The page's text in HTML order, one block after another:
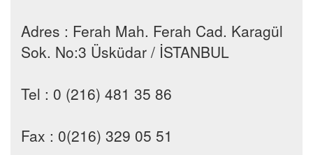
Adres : Ferah Mah. Ferah Cad. Karagül
Sok. No:3 Üsküdar / İSTANBUL
Tel : 0 (216) 481 35 86
Fax : 0(216) 329 05 51